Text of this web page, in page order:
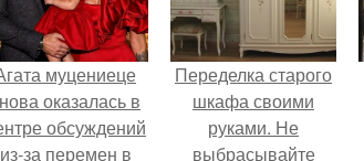
муцениеце
оказалась в
обсуждений
из-за перемен в
Переделка старого
шкафа своими
руками. Не
выбрасывайте